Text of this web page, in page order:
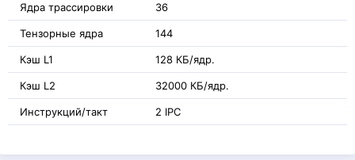
Ядра трассировки 36
Тензорные ядра 144
Кэш L1 128 КБ/ядр.
Кэш L2 32000 КБ/ядр.
Инструкций/такт 2 IPC